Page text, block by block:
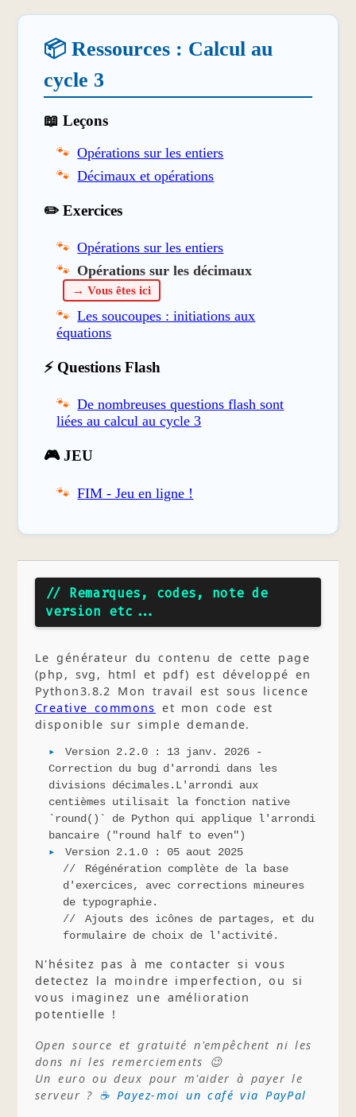
📦 Ressources : Calcul au
cycle 3
📖 Leçons
Opérations sur les entiers
Décimaux et opérations
✏️ Exercices
Opérations sur les entiers
Opérations sur les décimaux
→ Vous êtes ici
Les soucoupes : initiations aux
équations
⚡ Questions Flash
De nombreuses questions flash sont
liées au calcul au cycle 3
🎮 JEU
FIM - Jeu en ligne !
// Remarques, codes, note de
version etc...
Le générateur du contenu de cette page
(php, svg, html et pdf) est développé en
Python3.8.2 Mon travail est sous licence
Creative commons et mon code est
disponible sur simple demande.
Version 2.2.0 : 13 janv. 2026 -
Correction du bug d'arrondi dans les
divisions décimales.L'arrondi aux
centièmes utilisait la fonction native
`round()` de Python qui applique l'arrondi
bancaire ("round half to even")
Version 2.1.0 : 05 aout 2025
Régénération complète de la base
d'exercices, avec corrections mineures
de typographie.
Ajouts des icônes de partages, et du
formulaire de choix de l'activité.
N'hésitez pas à me contacter si vous
detectez la moindre imperfection, ou si
vous imaginez une amélioration
potentielle !
Open source et gratuité n'empêchent ni les
dons ni les remerciements 😉
Un euro ou deux pour m'aider à payer le
serveur ? ☕ Payez-moi un café via PayPal